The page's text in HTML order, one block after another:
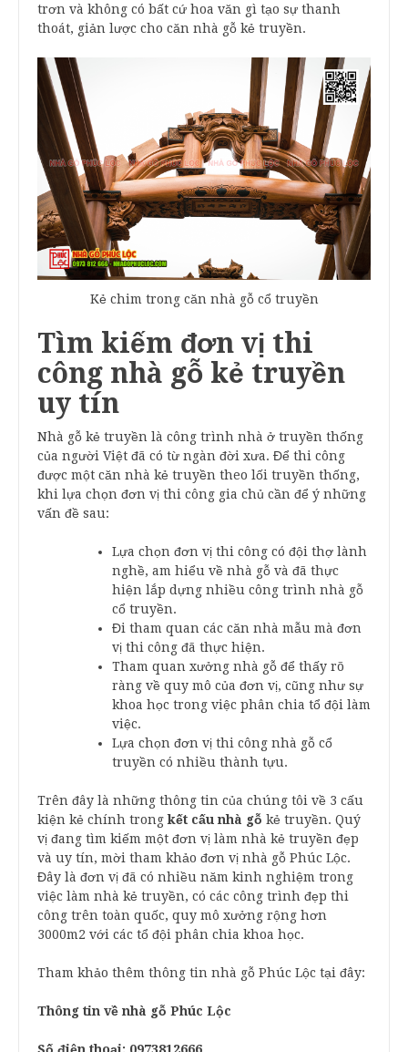
trơn và không có bất cứ hoa văn gì tạo sự thanh
thoát, giản lược cho căn nhà gỗ kẻ truyền.
Kẻ chim trong căn nhà gỗ cổ truyền
Tìm kiếm đơn vị thi
công nhà gỗ kẻ truyền
uy tín
Nhà gỗ kẻ truyền là công trình nhà ở truyền thống
của người Việt đã có từ ngàn đời xưa. Để thi công
được một căn nhà kẻ truyền theo lối truyền thống,
khi lựa chọn đơn vị thi công gia chủ cần để ý những
vấn đề sau:
Lựa chọn đơn vị thi công có đội thợ lành
nghề, am hiểu về nhà gỗ và đã thực
hiện lắp dựng nhiều công trình nhà gỗ
cổ truyền.
Đi tham quan các căn nhà mẫu mà đơn
vị thi công đã thực hiện.
Tham quan xưởng nhà gỗ để thấy rõ
ràng về quy mô của đơn vị, cũng như sự
khoa học trong việc phân chia tổ đội làm
việc.
Lựa chọn đơn vị thi công nhà gỗ cổ
truyền có nhiều thành tựu.
Trên đây là những thông tin của chúng tôi về 3 cấu
kiện kẻ chính trongkết cấu nhà gỗ kẻ truyền. Quý
vị đang tìm kiếm một đơn vị làm nhà kẻ truyền đẹp
và uy tín, mời tham khảo đơn vị nhà gỗ Phúc Lộc.
Đây là đơn vị đã có nhiều năm kinh nghiệm trong
việc làm nhà kẻ truyền, có các công trình đẹp thi
công trên toàn quốc, quy mô xưởng rộng hơn
3000m2 với các tổ đội phân chia khoa học.
Tham khảo thêm thông tin nhà gỗ Phúc Lộc tại đây:
Thông tin về nhà gỗ Phúc Lộc